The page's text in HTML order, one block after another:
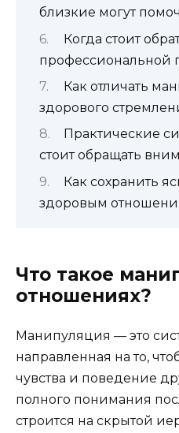
близкие могут
Когда стоит
Как отличать
здорового
Практические
стоит обращать
Как сохранить
здоровым
Что такое
отношениях?
Манипуляция — это
направленная на то,
чувства и поведение
полного понимания
строится на скрытой